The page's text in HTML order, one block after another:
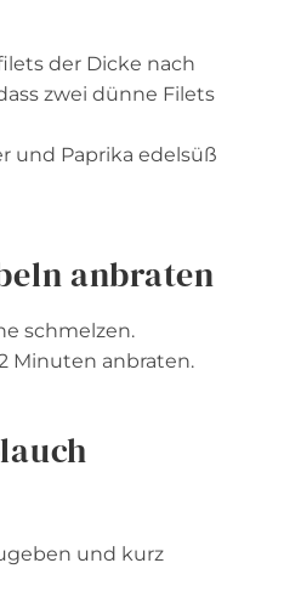
der Dicke nach
zwei dünne Filets
und Paprika edelsüß
anbraten
schmelzen.
Minuten anbraten.
und kurz